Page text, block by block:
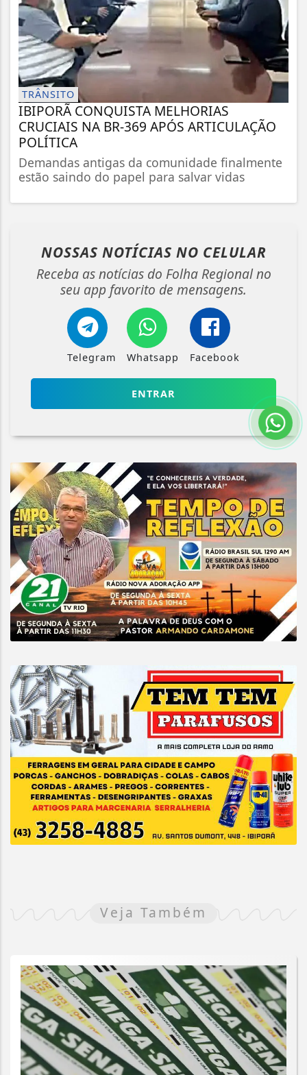
TRÂNSITO
IBIPORÃ CONQUISTA MELHORIAS
CRUCIAIS NA BR-369 APÓS ARTICULAÇÃO
POLÍTICA
Demandas antigas da comunidade finalmente
estão saindo do papel para salvar vidas
NOSSAS NOTÍCIAS NO CELULAR
Receba as notícias do Folha Regional no
seu app favorito de mensagens.
Telegram Whatsapp Facebook
ENTRAR
Veja Também